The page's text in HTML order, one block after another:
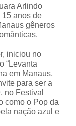
Arlindo
15 anos de
gêneros
iniciou no
“Levanta
em Manaus,
para ser a
no Festival
como o Pop da
nação azul e